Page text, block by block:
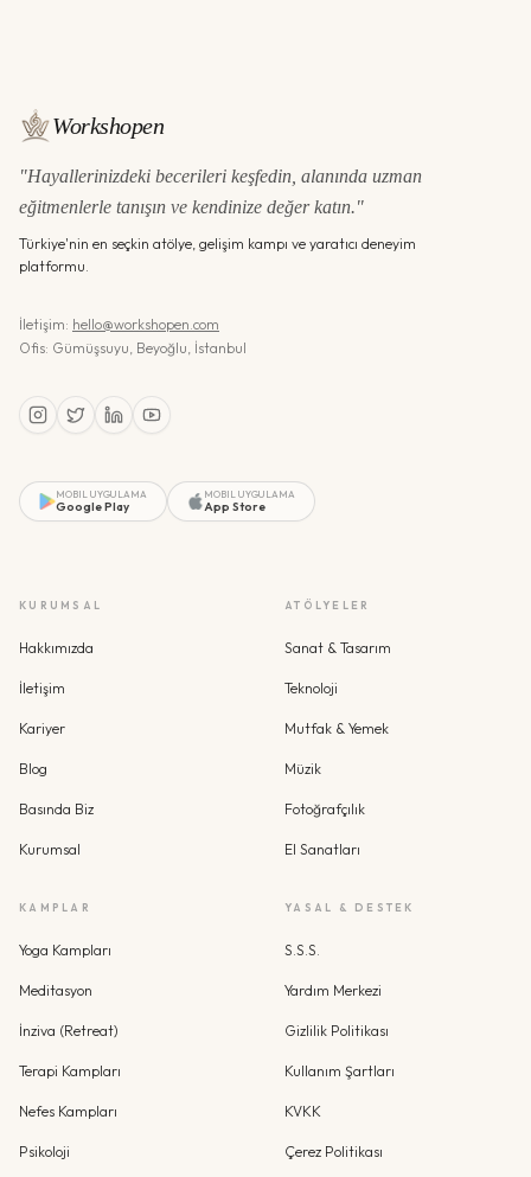
Workshopen
"Hayallerinizdeki becerileri keşfedin, alanında uzman
eğitmenlerle tanışın ve kendinize değer katın."
Türkiye'nin en seçkin atölye, gelişim kampı ve yaratıcı deneyim
platformu.
İletişim: hello@workshopen.com
Ofis: Gümüşsuyu, Beyoğlu, İstanbul
MOBIL UYGULAMA
Google Play
MOBIL UYGULAMA
App Store
KURUMSAL
Hakkımızda
İletişim
Kariyer
Blog
Basında Biz
Kurumsal
ATÖLYELER
Sanat & Tasarım
Teknoloji
Mutfak & Yemek
Müzik
Fotoğrafçılık
El Sanatları
KAMPLAR
Yoga Kampları
Meditasyon
İnziva (Retreat)
Terapi Kampları
Nefes Kampları
Psikoloji
YASAL & DESTEK
S.S.S.
Yardım Merkezi
Gizlilik Politikası
Kullanım Şartları
KVKK
Çerez Politikası